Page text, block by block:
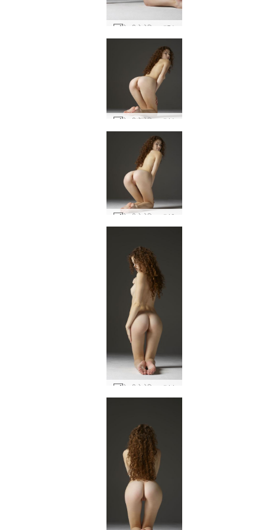
हेइडी हेडोनिस्ट #51
हेइडी हेडोनिस्ट #41
हेइडी हेडोनिस्ट #40
हेइडी हेडोनिस्ट #44